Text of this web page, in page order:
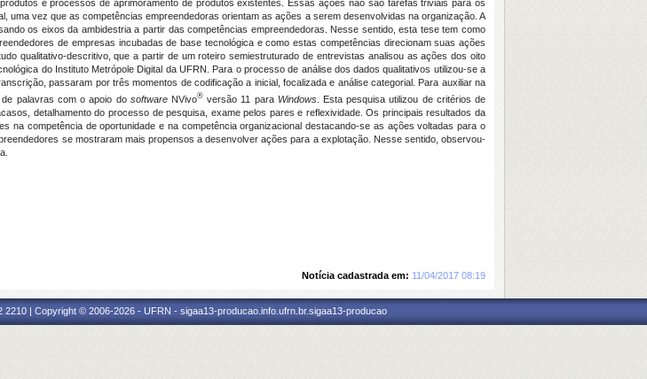
e processos de aprimoramento de produtos existentes. Essas ações não são tarefas triviais para os
vez que as competências empreendedoras orientam as ações a serem desenvolvidas na organização. A
os eixos da ambidestria a partir das competências empreendedoras. Nesse sentido, esta tese tem como
de empresas incubadas de base tecnológica e como estas competências direcionam suas ações
qualitativo-descritivo, que a partir de um roteiro semiestruturado de entrevistas analisou as ações dos oito
do Instituto Metrópole Digital da UFRN. Para o processo de análise dos dados qualitativos utilizou-se a
passaram por três momentos de codificação a inicial, focalizada e análise categorial. Para auxiliar na
palavras com o apoio dosoftwareNVivo®versão 11 para Windows. Esta pesquisa utilizou de critérios de
detalhamento do processo de pesquisa, exame pelos pares e reflexividade. Os principais resultados da
na competência de oportunidade e na competência organizacional destacando-se as ações voltadas para o
se mostraram mais propensos a desenvolver ações para a explotação. Nesse sentido, observou-
Notícia cadastrada em: 11/04/2017 08:19
| Copyright © 2006-2026 - UFRN - sigaa13-producao.info.ufrn.br.sigaa13-producao